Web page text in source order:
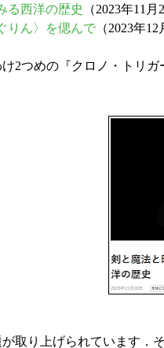
る西洋の歴史
（2023年11月
りん〉を偲んで （2023年12
2つめの『クロノ・トリガ
取り上げられています．